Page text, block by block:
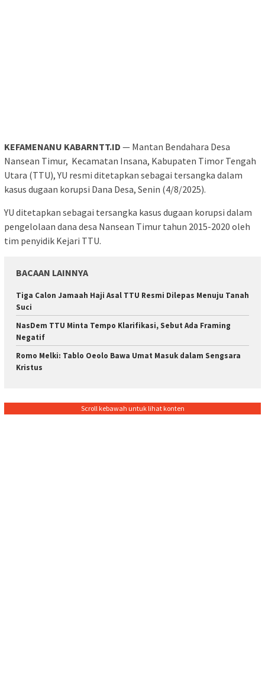
KEFAMENANU KABARNTT.ID — Mantan Bendahara Desa
Nansean Timur, Kecamatan Insana, Kabupaten Timor Tengah
Utara (TTU), YU resmi ditetapkan sebagai tersangka dalam
kasus dugaan korupsi Dana Desa, Senin (4/8/2025).
YU ditetapkan sebagai tersangka kasus dugaan korupsi dalam
pengelolaan dana desa Nansean Timur tahun 2015-2020 oleh
tim penyidik Kejari TTU.
BACAAN LAINNYA
Tiga Calon Jamaah Haji Asal TTU Resmi Dilepas Menuju Tanah
Suci
NasDem TTU Minta Tempo Klarifikasi, Sebut Ada Framing
Negatif
Romo Melki: Tablo Oeolo Bawa Umat Masuk dalam Sengsara
Kristus
Scroll kebawah untuk lihat konten